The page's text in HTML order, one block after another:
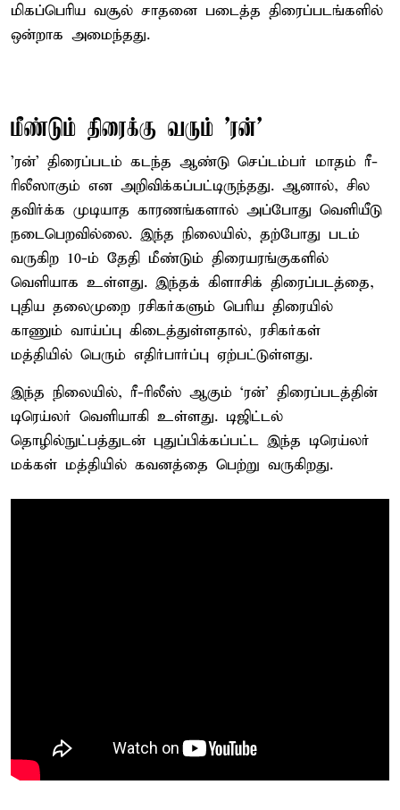
மிகப்பெரிய வசூல் சாதனை படைத்த திரைப்படங்களில்
ஒன்றாக அமைந்தது.
மீண்டும் திரைக்கு வரும் 'ரன்'
'ரன்' திரைப்படம் கடந்த ஆண்டு செப்டம்பர் மாதம் ரீ-
ரிலீஸாகும் என அறிவிக்கப்பட்டிருந்தது. ஆனால், சில
தவிர்க்க முடியாத காரணங்களால் அப்போது வெளியீடு
நடைபெறவில்லை. இந்த நிலையில், தற்போது படம்
வருகிற 10-ம் தேதி மீண்டும் திரையரங்குகளில்
வெளியாக உள்ளது. இந்தக் கிளாசிக் திரைப்படத்தை,
புதிய தலைமுறை ரசிகர்களும் பெரிய திரையில்
காணும் வாய்ப்பு கிடைத்துள்ளதால், ரசிகர்கள்
மத்தியில் பெரும் எதிர்பார்ப்பு ஏற்பட்டுள்ளது.
இந்த நிலையில், ரீ-ரிலீஸ் ஆகும் `ரன்' திரைப்படத்தின்
டிரெய்லர் வெளியாகி உள்ளது. டிஜிட்டல்
தொழில்நுட்பத்துடன் புதுப்பிக்கப்பட்ட இந்த டிரெய்லர்
மக்கள் மத்தியில் கவனத்தை பெற்று வருகிறது.